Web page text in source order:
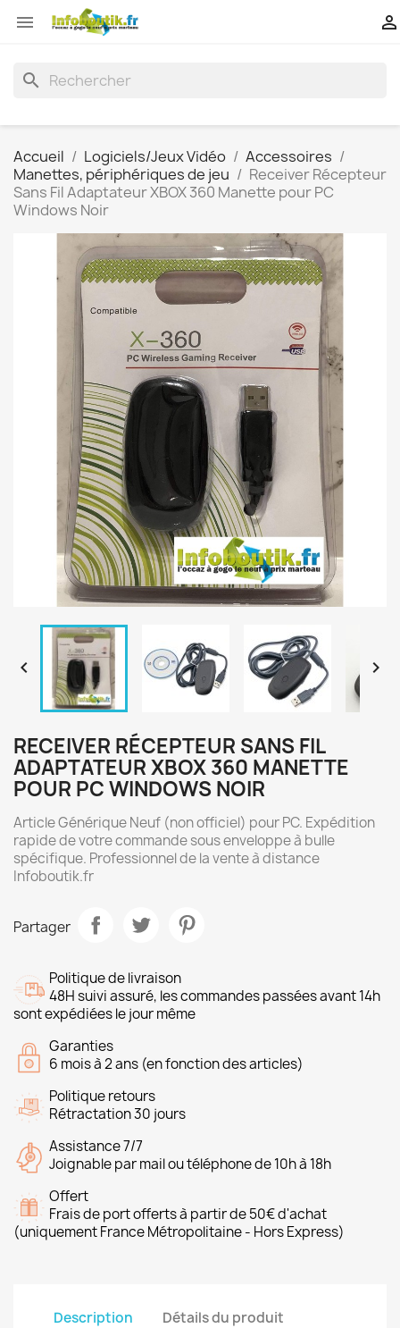
 
search
Accueil Logiciels/Jeux Vidéo
Accessoires
Manettes, périphériques de jeu
Receiver Récepteur
Sans Fil Adaptateur XBOX 360 Manette pour PC
Windows Noir
 
RECEIVER RÉCEPTEUR SANS FIL
ADAPTATEUR XBOX 360 MANETTE
POUR PC WINDOWS NOIR
Article Générique Neuf (non officiel) pour PC. Expédition
rapide de votre commande sous enveloppe à bulle
spécifique. Professionnel de la vente à distance
Infoboutik.fr
Partager
Politique de livraison
48H suivi assuré, les commandes passées avant 14h
sont expédiées le jour même
Garanties
6 mois à 2 ans (en fonction des articles)
Politique retours
Rétractation 30 jours
Assistance 7/7
Joignable par mail ou téléphone de 10h à 18h
Offert
Frais de port offerts à partir de 50€ d'achat
(uniquement France Métropolitaine - Hors Express)
Description Détails du produit